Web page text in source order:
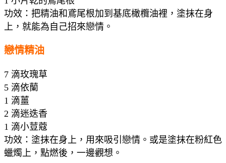
功效：把精油和鳶尾根加到基底橄欖油裡，塗抹在身
上，就能為自己招來戀情。
戀情精油
7 滴玫瑰草
5 滴依蘭
1 滴薑
2 滴迷迭香
1 滴小荳蔻
功效：塗抹在身上，用來吸引戀情。或是塗抹在粉紅色
蠟燭上，點燃後，一邊觀想。